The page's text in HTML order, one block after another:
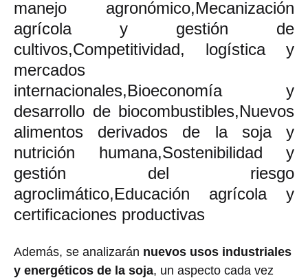
manejo agronómico,Mecanización
agrícola y gestión de
cultivos,Competitividad, logística y
mercados
internacionales,Bioeconomía y
desarrollo de biocombustibles,Nuevos
alimentos derivados de la soja y
nutrición humana,Sostenibilidad y
gestión del riesgo
agroclimático,Educación agrícola y
certificaciones productivas
Además, se analizarán nuevos usos industriales
y energéticos de la soja, un aspecto cada vez